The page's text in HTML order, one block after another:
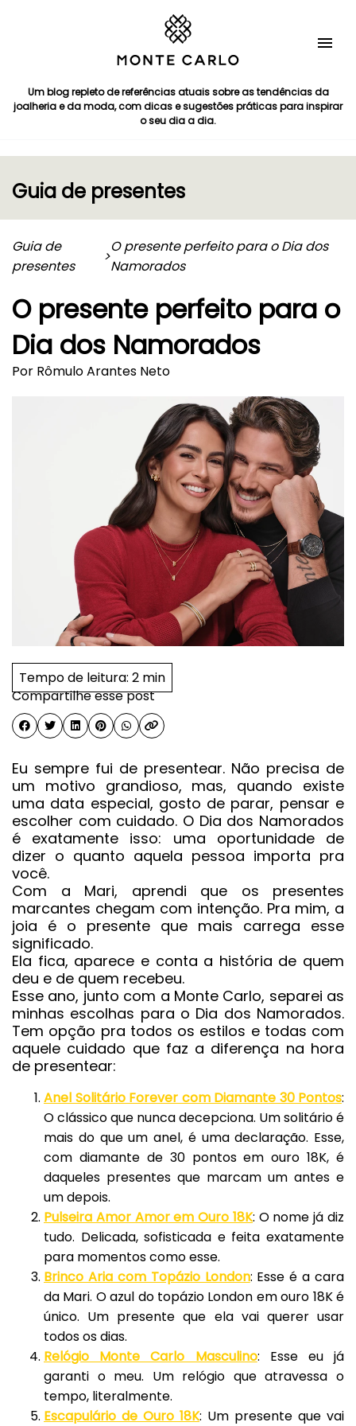
Um blog repleto de referências atuais sobre as tendências da
joalheria e da moda, com dicas e sugestões práticas para inspirar
o seu dia a dia.
Guia de presentes
Guia de
presentes
>
O presente perfeito para o Dia dos
Namorados
O presente perfeito para o
Dia dos Namorados
Por Rômulo Arantes Neto
Compartilhe esse post
Tempo de leitura: 2 min
Eu sempre fui de presentear. Não precisa de
um motivo grandioso, mas, quando existe
uma data especial, gosto de parar, pensar e
escolher com cuidado. O Dia dos Namorados
é exatamente isso: uma oportunidade de
dizer o quanto aquela pessoa importa pra
você.
Com a Mari, aprendi que os presentes
marcantes chegam com intenção. Pra mim, a
joia é o presente que mais carrega esse
significado.
Ela fica, aparece e conta a história de quem
deu e de quem recebeu.
Esse ano, junto com a Monte Carlo, separei as
minhas escolhas para o Dia dos Namorados.
Tem opção pra todos os estilos e todas com
aquele cuidado que faz a diferença na hora
de presentear:
Anel Solitário Forever com Diamante 30 Pontos:
O clássico que nunca decepciona. Um solitário é
mais do que um anel, é uma declaração. Esse,
com diamante de 30 pontos em ouro 18K, é
daqueles presentes que marcam um antes e
um depois.
Pulseira Amor Amor em Ouro 18K: O nome já diz
tudo. Delicada, sofisticada e feita exatamente
para momentos como esse.
Brinco Aria com Topázio London: Esse é a cara
da Mari. O azul do topázio London em ouro 18K é
único. Um presente que ela vai querer usar
todos os dias.
Relógio Monte Carlo Masculino: Esse eu já
garanti o meu. Um relógio que atravessa o
tempo, literalmente.
Escapulário de Ouro 18K: Um presente que vai